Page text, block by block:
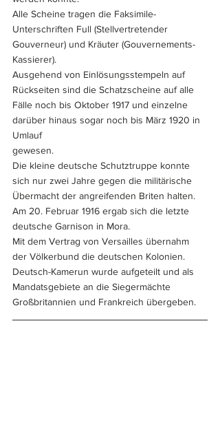
Alle Scheine tragen die Faksimile-
Unterschriften Full (Stellvertretender
Gouverneur) und Kräuter (Gouvernements-
Kassierer).
Ausgehend von Einlösungsstempeln auf
Rückseiten sind die Schatzscheine auf alle
Fälle noch bis Oktober 1917 und einzelne
darüber hinaus sogar noch bis März 1920 in
Umlauf
gewesen.
Die kleine deutsche Schutztruppe konnte
sich nur zwei Jahre gegen die militärische
Übermacht der angreifenden Briten halten.
Am 20. Februar 1916 ergab sich die letzte
deutsche Garnison in Mora.
Mit dem Vertrag von Versailles übernahm
der Völkerbund die deutschen Kolonien.
Deutsch-Kamerun wurde aufgeteilt und als
Mandatsgebiete an die Siegermächte
Großbritannien und Frankreich übergeben.